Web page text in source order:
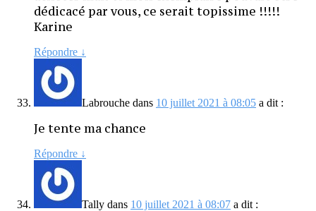
dédicacé par vous, ce serait topissime !!!!!
Karine
Répondre ↓
Labrouche dans 10 juillet 2021 à 08:05 a dit :
Je tente ma chance
Répondre ↓
Tally dans 10 juillet 2021 à 08:07 a dit :